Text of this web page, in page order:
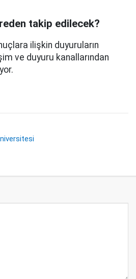
takip edilecek?
ilişkin duyuruların
ve duyuru kanallarından